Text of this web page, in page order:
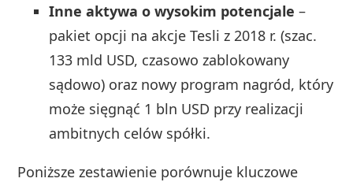
Inne aktywa o wysokim potencjale –
pakiet opcji na akcje Tesli z 2018 r. (szac.
133 mld USD, czasowo zablokowany
sądowo) oraz nowy program nagród, który
może sięgnąć 1 bln USD przy realizacji
ambitnych celów spółki.
Poniższe zestawienie porównuje kluczowe